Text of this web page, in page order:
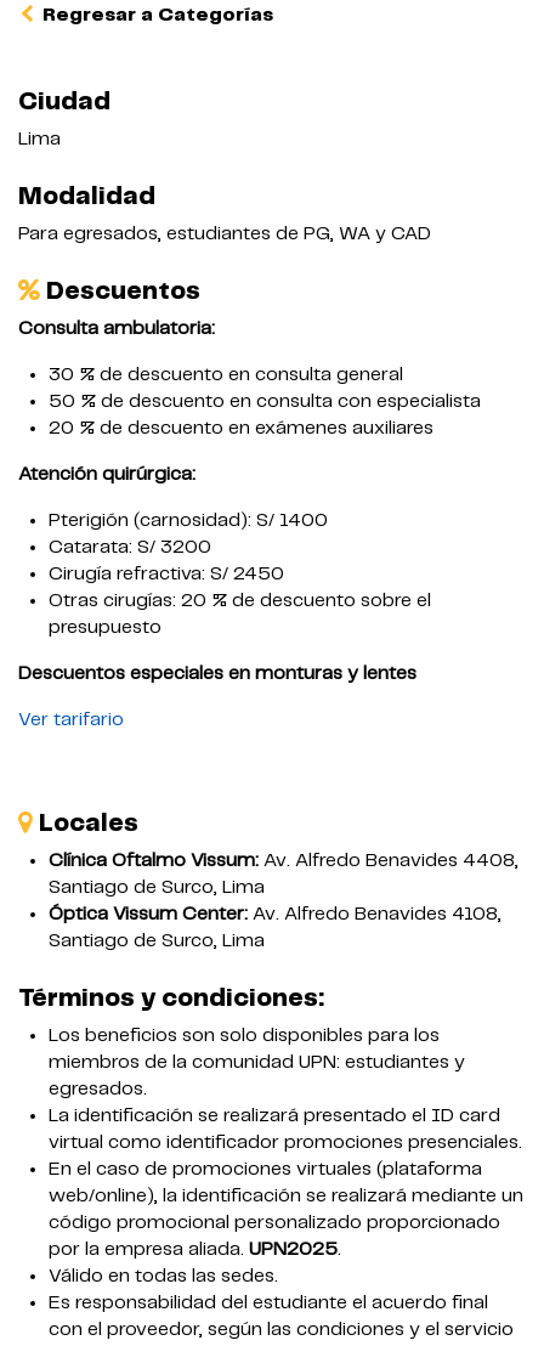
Regresar a Categorías
Ciudad
Lima
Modalidad
Para egresados, estudiantes de PG, WA y CAD
Descuentos
Consulta ambulatoria:
30 % de descuento en consulta general
50 % de descuento en consulta con especialista
20 % de descuento en exámenes auxiliares
Atención quirúrgica:
Pterigión (carnosidad): S/ 1400
Catarata: S/ 3200
Cirugía refractiva: S/ 2450
Otras cirugías: 20 % de descuento sobre el
presupuesto
Descuentos especiales en monturas y lentes
Ver tarifario
Locales
Clínica Oftalmo Vissum: Av. Alfredo Benavides 4408,
Santiago de Surco, Lima
Óptica Vissum Center: Av. Alfredo Benavides 4108,
Santiago de Surco, Lima
Términos y condiciones:
Los beneficios son solo disponibles para los
miembros de la comunidad UPN: estudiantes y
egresados.
La identificación se realizará presentado el ID card
virtual como identificador promociones presenciales.
En el caso de promociones virtuales (plataforma
web/online), la identificación se realizará mediante un
código promocional personalizado proporcionado
por la empresa aliada. UPN2025.
Válido en todas las sedes.
Es responsabilidad del estudiante el acuerdo final
con el proveedor, según las condiciones y el servicio